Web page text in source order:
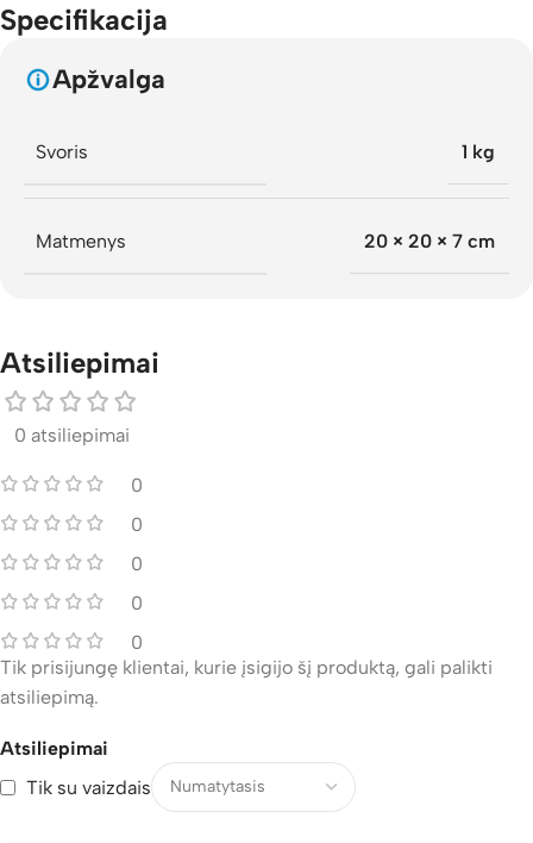
Specifikacija
Apžvalga
Svoris 1 kg
Matmenys 20 × 20 × 7 cm
Atsiliepimai
0 atsiliepimai
0
0
0
0
0
Atsiliepimai
Tik su vaizdais
Tik prisijungę klientai, kurie įsigijo šį produktą, gali palikti
atsiliepimą.